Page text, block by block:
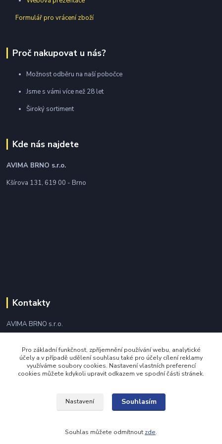
Formulář pro vrácení zboží
Proč nakupovat u nás?
Možnost odběru na naší pobočce
Jsme s vámi více než 28 let
Široký sortiment
Kde nás najdete
AVIMA BRNO s.r.o.
Kšírova 131, 619 00 - Brno
Kontakty
AVIMA BRNO s.r.o.
+420 543 249 338
avima@avima.cz
Pro základní funkčnost, zpříjemnění používání webu, analytické
účely a v případě udělení souhlasu také pro účely cílení reklamy
využíváme soubory cookies. Nastavení vlastních preferencí
cookies můžete kdykoli upravit odkazem ve spodní části stránek.
Nastavení Souhlasím
Souhlas můžete odmítnout zde.